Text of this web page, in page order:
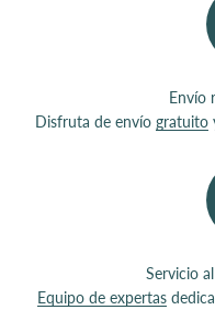
Envío
Disfruta de envío gratuito
Servicio
Equipo de expertas